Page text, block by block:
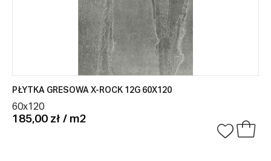
PŁYTKA GRESOWA X-ROCK 12G 60X120
60x120
185,00 zł / m2